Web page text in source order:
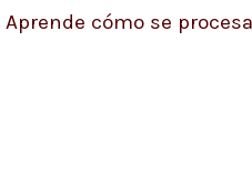
Aprende cómo se